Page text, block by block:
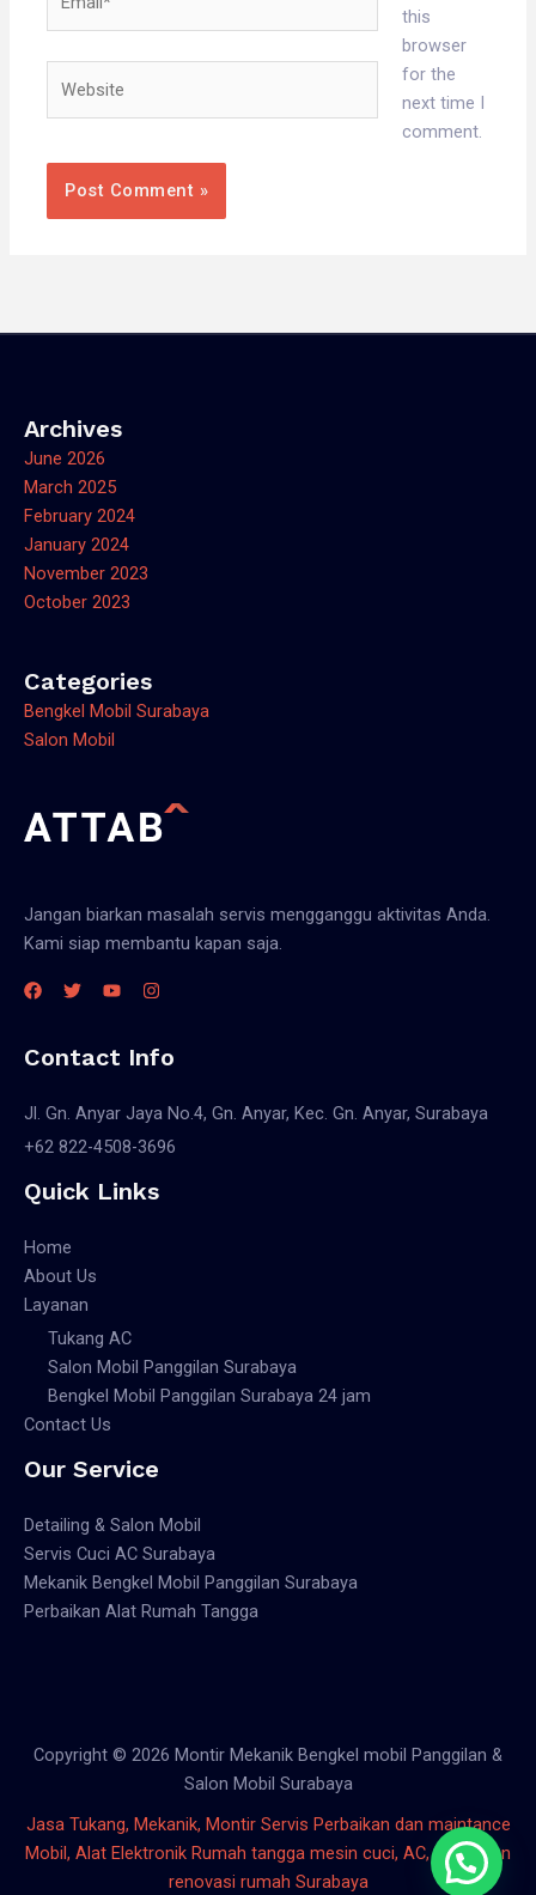
this
browser
for the
next time I
comment.
Archives
June 2026
March 2025
February 2024
January 2024
November 2023
October 2023
Categories
Bengkel Mobil Surabaya
Salon Mobil
Jangan biarkan masalah servis mengganggu aktivitas Anda.
Kami siap membantu kapan saja.
Contact Info
Jl. Gn. Anyar Jaya No.4, Gn. Anyar, Kec. Gn. Anyar, Surabaya
+62 822-4508-3696
Quick Links
Home
About Us
Layanan
Tukang AC
Salon Mobil Panggilan Surabaya
Bengkel Mobil Panggilan Surabaya 24 jam
Contact Us
Our Service
Detailing & Salon Mobil
Servis Cuci AC Surabaya
Mekanik Bengkel Mobil Panggilan Surabaya
Perbaikan Alat Rumah Tangga
Copyright © 2026 Montir Mekanik Bengkel mobil Panggilan &
Salon Mobil Surabaya
Jasa Tukang, Mekanik, Montir Servis Perbaikan dan maintance
Mobil, Alat Elektronik Rumah tangga mesin cuci, AC, bangunan
renovasi rumah Surabaya